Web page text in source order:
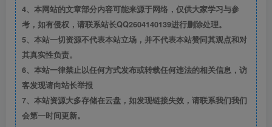
4、本网站的文章部分内容可能来源于网络，仅供大家学习与参
考，如有侵权，请联系站长QQ2604140139进行删除处理。
5、本站一切资源不代表本站立场，并不代表本站赞同其观点和对
其真实性负责。
6、本站一律禁止以任何方式发布或转载任何违法的相关信息，访
客发现请向站长举报
7、本站资源大多存储在云盘，如发现链接失效，请联系我们我们
会第一时间更新。